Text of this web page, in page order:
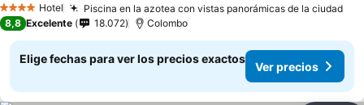
4 EstrellasHotel Piscina en la azotea con vistas panorámicas de la ciudad
8,8 Excelente 18.072 Colombo
Elige fechas para ver los precios exactos
Ver precios